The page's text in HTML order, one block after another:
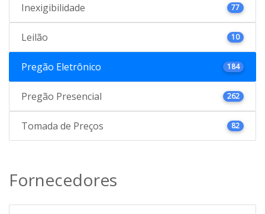
Inexigibilidade 77
Leilão 10
Pregão Eletrônico 184
Pregão Presencial 262
Tomada de Preços 82
Fornecedores